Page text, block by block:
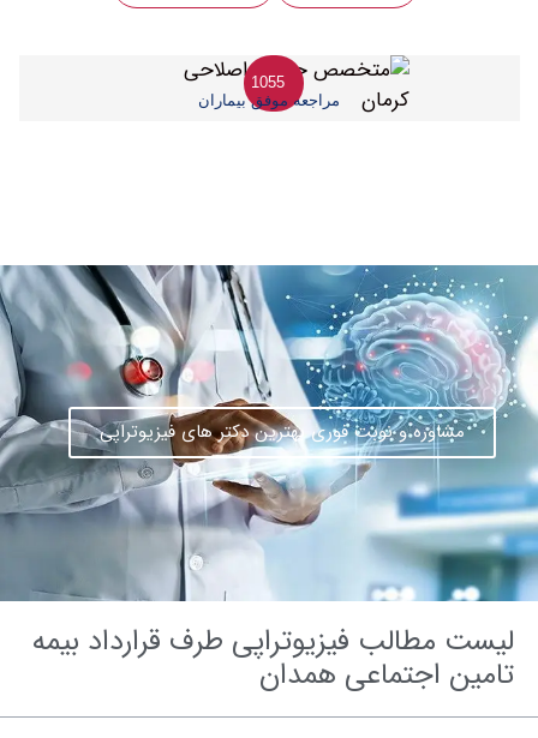
1055
مراجعه موفق بیماران
مشاوره و نوبت فوری بهترین دکتر های فیزیوتراپی
مطالب فیزیوتراپی طرف قرارداد بیمه
اجتماعی همدان